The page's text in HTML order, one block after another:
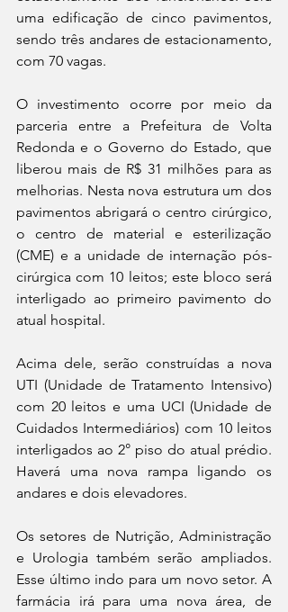
uma edificação de cinco pavimentos,
sendo três andares de estacionamento,
com 70 vagas.
O investimento ocorre por meio da
parceria entre a Prefeitura de Volta
Redonda e o Governo do Estado, que
liberou mais de R$ 31 milhões para as
melhorias. Nesta nova estrutura um dos
pavimentos abrigará o centro cirúrgico,
o centro de material e esterilização
(CME) e a unidade de internação pós-
cirúrgica com 10 leitos; este bloco será
interligado ao primeiro pavimento do
atual hospital.
Acima dele, serão construídas a nova
UTI (Unidade de Tratamento Intensivo)
com 20 leitos e uma UCI (Unidade de
Cuidados Intermediários) com 10 leitos
interligados ao 2° piso do atual prédio.
Haverá uma nova rampa ligando os
andares e dois elevadores.
Os setores de Nutrição, Administração
e Urologia também serão ampliados.
Esse último indo para um novo setor. A
farmácia irá para uma nova área, de